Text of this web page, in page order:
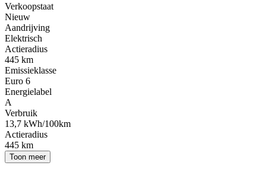
Verkoopstaat
Nieuw
Aandrijving
Elektrisch
Actieradius
445 km
Emissieklasse
Euro 6
Energielabel
A
Verbruik
13,7 kWh/100km
Actieradius
445 km
Toon meer